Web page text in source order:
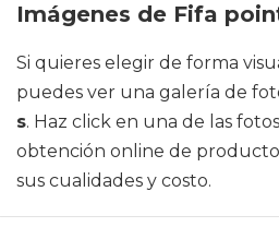
Imágenes de Fifa
Si quieres elegir de forma
puedes ver una galería de
s. Haz click en una de las
obtención online de
sus cualidades y costo.